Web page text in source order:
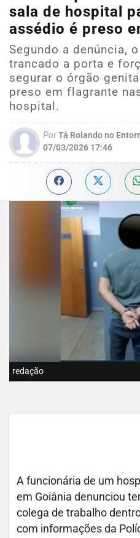
sala de hospital
assédio é preso
Segundo a denúncia,
trancado a porta e
segurar o órgão
preso em flagrante
hospital.
PorTá Rolando no
07/03/2026 17:46
redação
A funcionária de um
em Goiânia denunciou
colega de trabalho
com informações da